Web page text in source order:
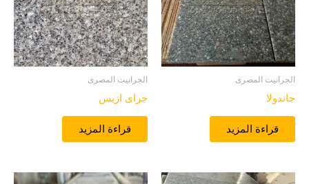
الجرانيت المصرى
جاندولا
قراءة المزيد
الجرانيت المصرى
جراى ازيس
قراءة المزيد